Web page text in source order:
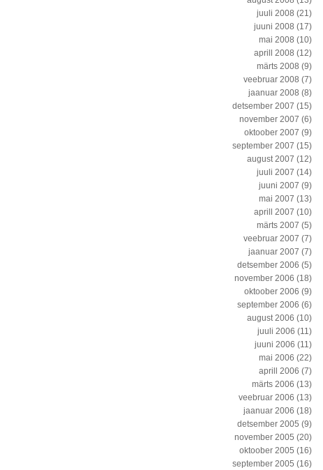
juuli 2008 (21)
juuni 2008 (17)
mai 2008 (10)
aprill 2008 (12)
märts 2008 (9)
veebruar 2008 (7)
jaanuar 2008 (8)
detsember 2007 (15)
november 2007 (6)
oktoober 2007 (9)
september 2007 (15)
august 2007 (12)
juuli 2007 (14)
juuni 2007 (9)
mai 2007 (13)
aprill 2007 (10)
märts 2007 (5)
veebruar 2007 (7)
jaanuar 2007 (7)
detsember 2006 (5)
november 2006 (18)
oktoober 2006 (9)
september 2006 (6)
august 2006 (10)
juuli 2006 (11)
juuni 2006 (11)
mai 2006 (22)
aprill 2006 (7)
märts 2006 (13)
veebruar 2006 (13)
jaanuar 2006 (18)
detsember 2005 (9)
november 2005 (20)
oktoober 2005 (16)
september 2005 (16)